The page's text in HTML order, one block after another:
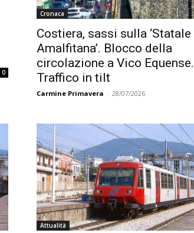
0
Cronaca
Costiera, sassi sulla ‘Statale
Amalfitana’. Blocco della
circolazione a Vico Equense.
Traffico in tilt
Carmine Primavera - 28/07/2026
Attualità